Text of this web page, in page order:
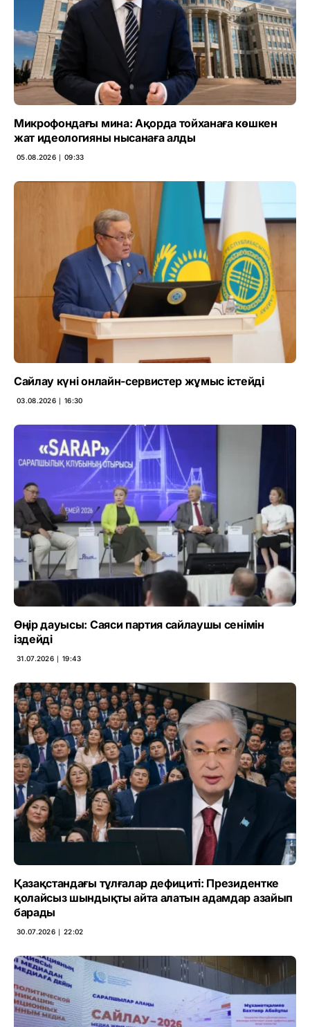
Микрофондағы мина: Ақорда тойханаға көшкен
жат идеологияны нысанаға алды
05.08.2026 ∣ 09:33
Сайлау күні онлайн-сервистер жұмыс істейді
03.08.2026 ∣ 16:30
Өңір дауысы: Саяси партия сайлаушы сенімін
іздейді
31.07.2026 ∣ 19:43
Қазақстандағы тұлғалар дефициті: Президентке
қолайсыз шындықты айта алатын адамдар азайып
барады
30.07.2026 ∣ 22:02